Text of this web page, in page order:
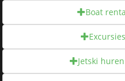
Boat
Jetski